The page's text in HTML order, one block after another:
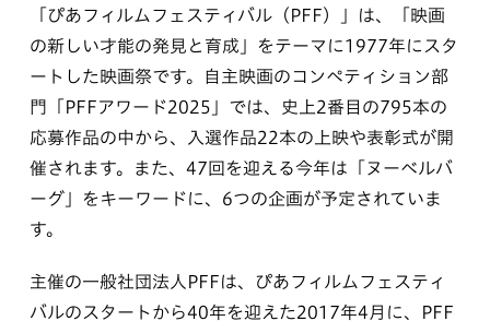
「ぴあフィルムフェスティバル（PFF）」は、「映画
の新しい才能の発見と育成」をテーマに1977年にスタ
ートした映画祭です。自主映画のコンペティション部
門「PFFアワード2025」では、史上2番目の795本の
応募作品の中から、入選作品22本の上映や表彰式が開
催されます。また、47回を迎える今年は「ヌーベルバ
ーグ」をキーワードに、6つの企画が予定されていま
す。
主催の一般社団法人PFFは、ぴあフィルムフェスティ
バルのスタートから40年を迎えた2017年4月に、PFF